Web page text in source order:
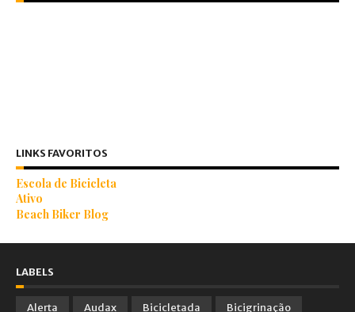
LINKS FAVORITOS
Escola de Bicicleta
Ativo
Beach Biker Blog
LABELS
Alerta Audax Bicicletada
Bicigrinação